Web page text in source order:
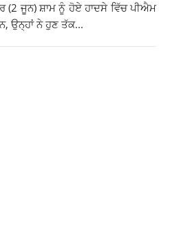
(2 ਜੂਨ) ਸ਼ਾਮ ਨੂੰ ਹੋਏ ਹਾਦਸੇ ਵਿੱਚ ਪੀਐਮ
ਉਨ੍ਹਾਂ ਨੇ ਹੁਣ ਤੱਕ...